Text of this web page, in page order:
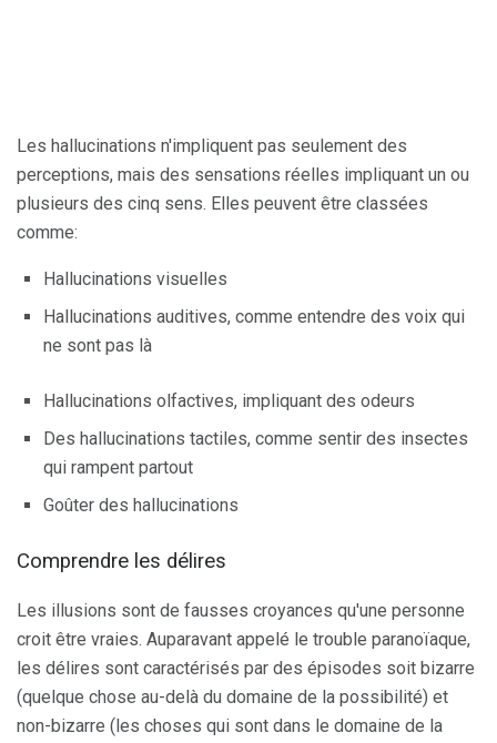
Les hallucinations n'impliquent pas seulement des
perceptions, mais des sensations réelles impliquant un ou
plusieurs des cinq sens. Elles peuvent être classées
comme:
Hallucinations visuelles
Hallucinations auditives, comme entendre des voix qui
ne sont pas là
Hallucinations olfactives, impliquant des odeurs
Des hallucinations tactiles, comme sentir des insectes
qui rampent partout
Goûter des hallucinations
Comprendre les délires
Les illusions sont de fausses croyances qu'une personne
croit être vraies. Auparavant appelé le trouble paranoïaque,
les délires sont caractérisés par des épisodes soit bizarre
(quelque chose au-delà du domaine de la possibilité) et
non-bizarre (les choses qui sont dans le domaine de la